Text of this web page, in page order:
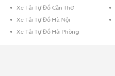
Xe Tải Tự Đổ Cần Thơ
Xe Tải Tự Đổ Hà Nội
Xe Tải Tự Đổ Hải Phòng